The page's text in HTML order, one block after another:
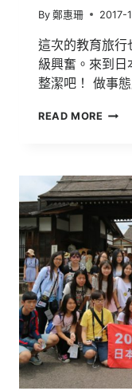
By 鄭惠珊 2017-
這次的教育旅行
級興奮。來到
整潔吧！ 做事
READ MORE
緻
傳
統
工
藝
手
作
技
能
實
習
起